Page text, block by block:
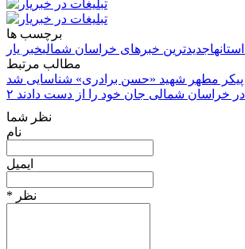
برچسب ها
جدیدترین خبرهای خراسان شمالیخبر یار
مطالب مرتبط
پیکر مطهر شهید «حسن برادری» شناسایی شد
در خراسان شمالی جان خود را از دست دادند
نظر شما
نام
ایمیل
* نظر